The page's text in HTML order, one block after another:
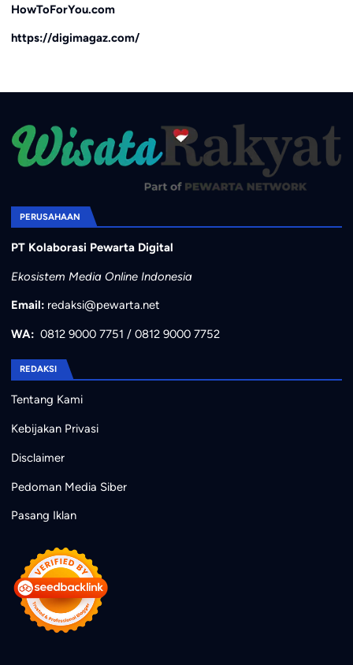
HowToForYou.com
https://digimagaz.com/
PERUSAHAAN
PT Kolaborasi Pewarta Digital
Ekosistem Media Online Indonesia
Email: redaksi@pewarta.net
WA: 0812 9000 7751 / 0812 9000 7752
REDAKSI
Tentang Kami
Kebijakan Privasi
Disclaimer
Pedoman Media Siber
Pasang Iklan